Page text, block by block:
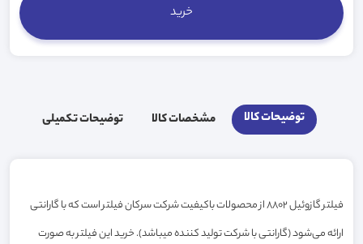
توضیحات کالا مشخصات کالا توضیحات تکمیلی
فیلتر گازوئیل 8802 از محصولات باکیفیت شرکت سرکان فیلتر است که با گارانتی
ارائه می‌شود (گارانتی با شرکت تولید کننده میباشد). خرید این فیلتر به صورت